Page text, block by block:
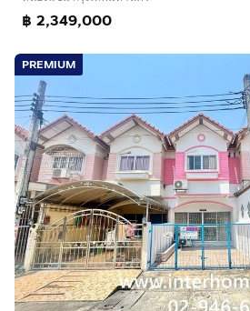
฿ 2,349,000
PREMIUM